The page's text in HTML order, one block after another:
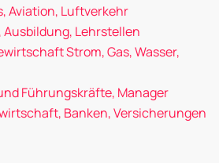
Aviation, Luftverkehr
Lehrstellen
Strom, Gas, Wasser,
Führungskräfte, Manager
Banken, Versicherungen